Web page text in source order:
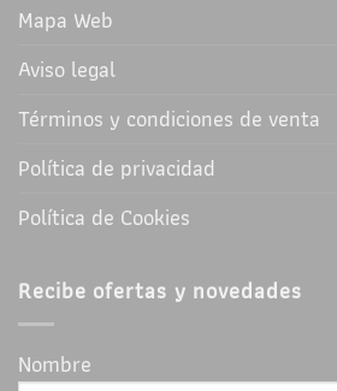
Mapa Web
Aviso legal
Términos y condiciones de venta
Política de privacidad
Política de Cookies
Recibe ofertas y novedades
Nombre